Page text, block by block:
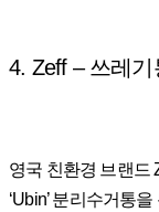
4. Zeff – 쓰레
영국 친환경 브랜드
‘Ubin’ 분리수거통